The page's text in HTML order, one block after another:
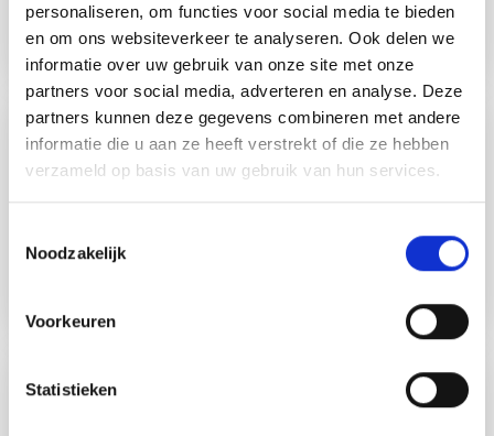
personaliseren, om functies voor social media te bieden
en om ons websiteverkeer te analyseren. Ook delen we
informatie over uw gebruik van onze site met onze
partners voor social media, adverteren en analyse. Deze
partners kunnen deze gegevens combineren met andere
informatie die u aan ze heeft verstrekt of die ze hebben
verzameld op basis van uw gebruik van hun services.
Noodzakelijk
Voorkeuren
Statistieken
jezelf kunt klaarmaken voor klantinterviews.
PROBLEEMVALIDATIE
Je leert hoe je jouw kernprobleem kunt valideren door
samen te werken met de vroege evangelist.
OPLOSSING